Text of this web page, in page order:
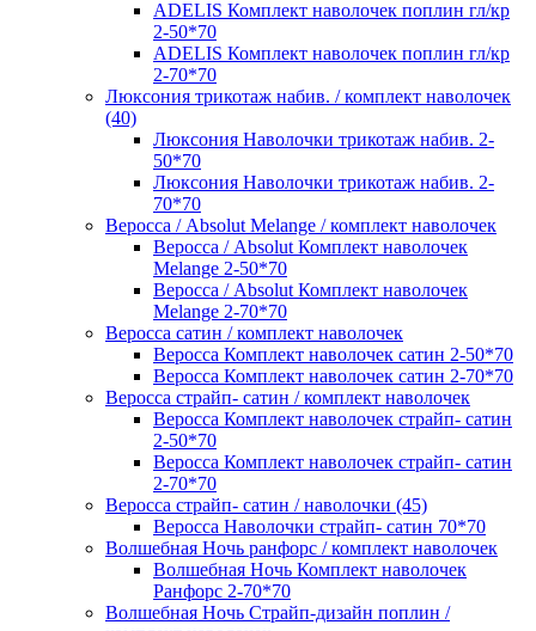
ADELIS Комплект наволочек поплин гл/кр
2-50*70
ADELIS Комплект наволочек поплин гл/кр
2-70*70
Люксония трикотаж набив. / комплект наволочек
(40)
Люксония Наволочки трикотаж набив. 2-
50*70
Люксония Наволочки трикотаж набив. 2-
70*70
Веросса / Absolut Melange / комплект наволочек
Веросса / Absolut Комплект наволочек
Melange 2-50*70
Веросса / Absolut Комплект наволочек
Melange 2-70*70
Веросса сатин / комплект наволочек
Веросса Комплект наволочек сатин 2-50*70
Веросса Комплект наволочек сатин 2-70*70
Веросса страйп- сатин / комплект наволочек
Веросса Комплект наволочек страйп- сатин
2-50*70
Веросса Комплект наволочек страйп- сатин
2-70*70
Веросса страйп- сатин / наволочки (45)
Веросса Наволочки страйп- сатин 70*70
Волшебная Ночь ранфорс / комплект наволочек
Волшебная Ночь Комплект наволочек
Ранфорс 2-70*70
Волшебная Ночь Страйп-дизайн поплин /